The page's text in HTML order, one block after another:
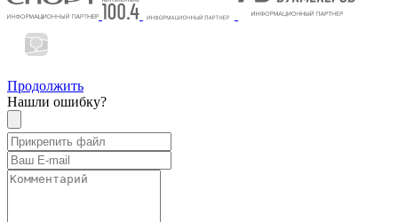
Продолжить
Нашли ошибку?